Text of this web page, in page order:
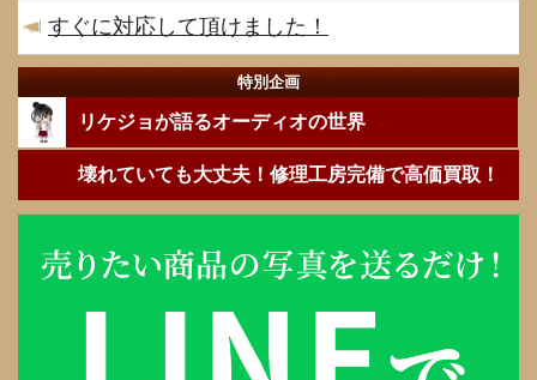
すぐに対応して頂けました！
特別企画
リケジョが語るオーディオの世界
壊れていても大丈夫！修理工房完備で高価買取！